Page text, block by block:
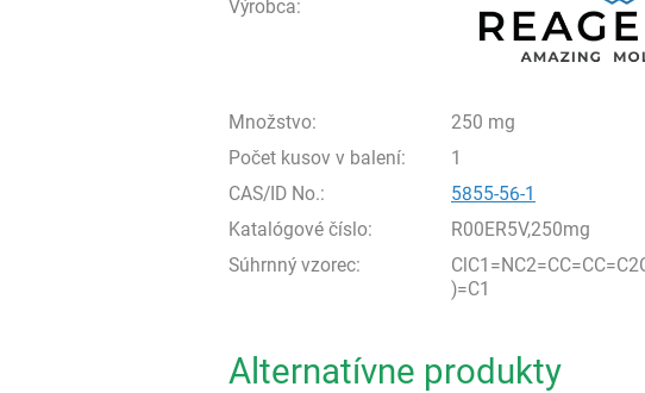
Výrobca:
Množstvo:
250 mg
Počet kusov v balení:
1
CAS/ID No.:
5855-56-1
Katalógové číslo:
R00ER5V,250mg
Súhrnný vzorec:
)=C1
Alternatívne produkty